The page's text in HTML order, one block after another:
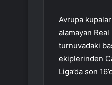
Avrupa
alamayan
turnuvadaki
ekiplerinden
Liga’da son